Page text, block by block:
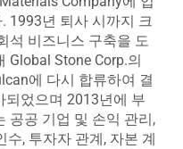
1993년 퇴사 시까지 크
석 비즈니스 구축을 도
Global Stone Corp.의
에 다시 합류하여 결
되었으며 2013년에 부
공공 기업 및 손익 관리,
수, 투자자 관계, 자본 계